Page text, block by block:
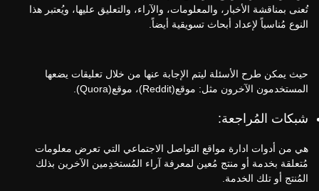
تُعنى بمناقشة الأخبار، والمعلومات، والآراء، والتعليق عليها، ويُعتبر هذا
النوع مُناسباً لإعداد أبحاث تسويقية أيضاً.
حيث يمكن طرح الأسئلة ليتم الإجابة عنها من خلال تعليقات يضعها
المستخدمون الآخرون مثل: موقع(Reddit)، موقع(Quora).
شبكات المُراجعة:
هي من أدوات ادارة مواقع التواصل الاجتماعي التي تعرض معلومات
مُتعلقة بخدمة أو منتج مُعين لمعرفة آراء المُستخدِمين الآخرين بذلك
المُنتج أو تلك الخدمة.